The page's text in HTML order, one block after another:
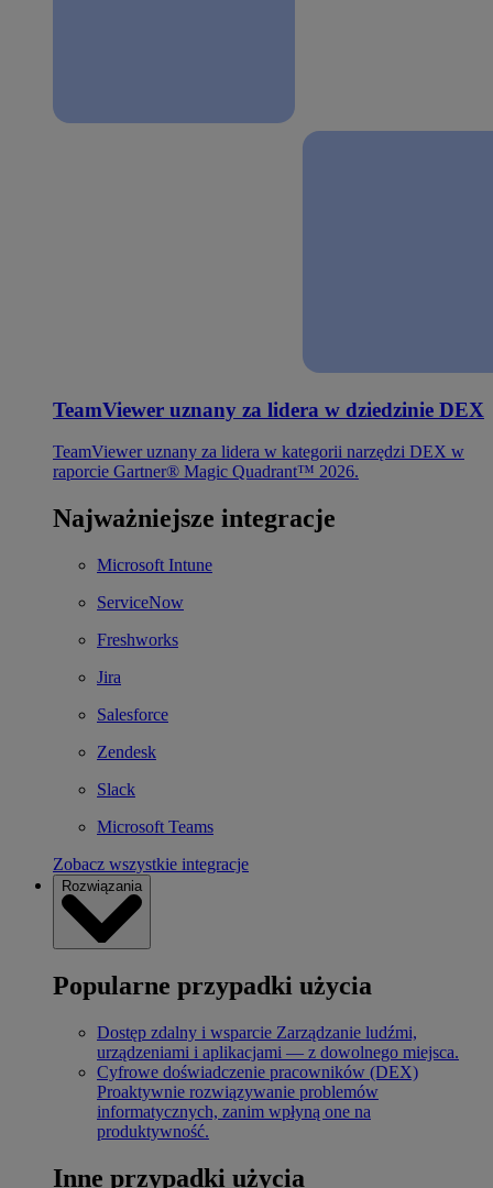
TeamViewer uznany za lidera w dziedzinie DEX
TeamViewer uznany za lidera w kategorii narzędzi DEX w
raporcie Gartner® Magic Quadrant™ 2026.
Najważniejsze integracje
Microsoft Intune
ServiceNow
Freshworks
Jira
Salesforce
Zendesk
Slack
Microsoft Teams
Zobacz wszystkie integracje
Rozwiązania
Popularne przypadki użycia
Dostęp zdalny i wsparcie Zarządzanie ludźmi,
urządzeniami i aplikacjami — z dowolnego miejsca.
Cyfrowe doświadczenie pracowników (DEX)
Proaktywnie rozwiązywanie problemów
informatycznych, zanim wpłyną one na
produktywność.
Inne przypadki użycia